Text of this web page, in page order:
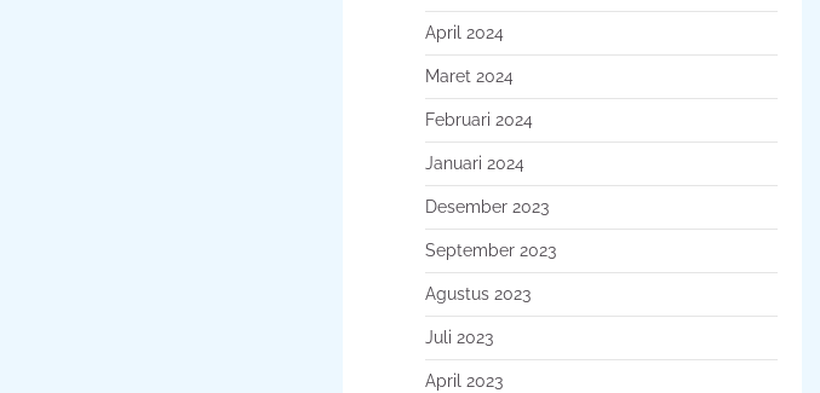
April 2024
Maret 2024
Februari 2024
Januari 2024
Desember 2023
September 2023
Agustus 2023
Juli 2023
April 2023